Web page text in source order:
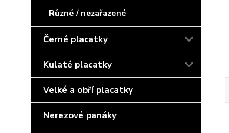
Různé / nezařazené
Černé placatky
Kulaté placatky
Velké a obří placatky
Nerezové panáky